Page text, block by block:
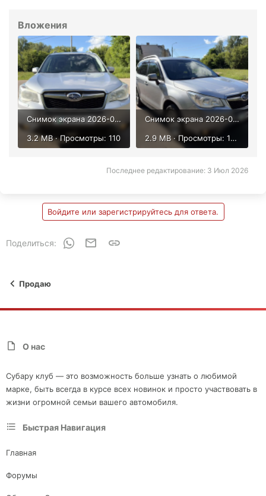
Вложения
Снимок экрана 2026-07-03 152401.png
3.2 MB · Просмотры: 110
Снимок экрана 2026-07-03 152434.png
2.9 MB · Просмотры: 109
Последнее редактирование: 3 Июл 2026
Войдите или зарегистрируйтесь для ответа.
Поделиться: WhatsAppЭлектронная почта
Продаю
О нас
Субару клуб — это возможность больше узнать о любимой
марке, быть всегда в курсе всех новинок и просто участвовать в
жизни огромной семьи вашего автомобиля.
Быстрая Навигация
Главная
Форумы